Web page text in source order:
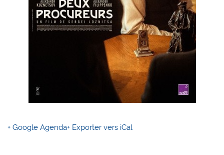
+ Google Agenda+ Exporter vers iCal